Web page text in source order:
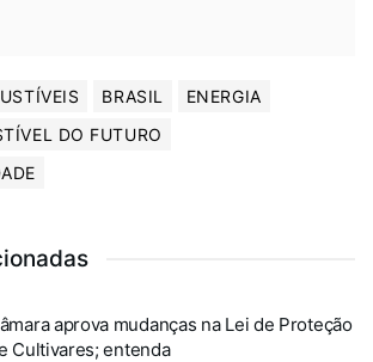
BRASIL
ENERGIA
DO FUTURO
aprova mudanças na Lei de Proteção
Cultivares; entenda